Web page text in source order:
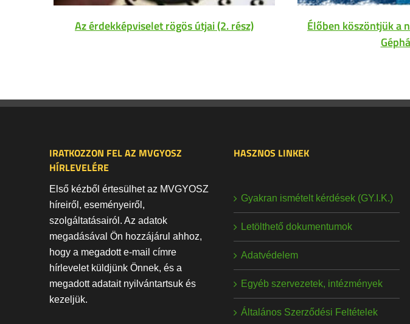
Az érdekképviselet rögös útjai (2. rész)
Élőben köszöntjük a
IRATKOZZON FEL AZ MVGYOSZ
HÍRLEVELÉRE
Első kézből értesülhet az MVGYOSZ
híreiről, eseményeiről,
szolgáltatásairól. Az adatok
megadásával Ön hozzájárul ahhoz,
hogy a megadott e-mail címre
hírlevelet küldjünk Önnek, és a
megadott adatait nyilvántartsuk és
kezeljük.
HASZNOS LINKEK
Gyakran ismételt kérdések (GY.I.K.)
Letölthető dokumentumok
Adatvédelem
Egyéb szervezetek, intézmények
Általános Szerződési Feltételek